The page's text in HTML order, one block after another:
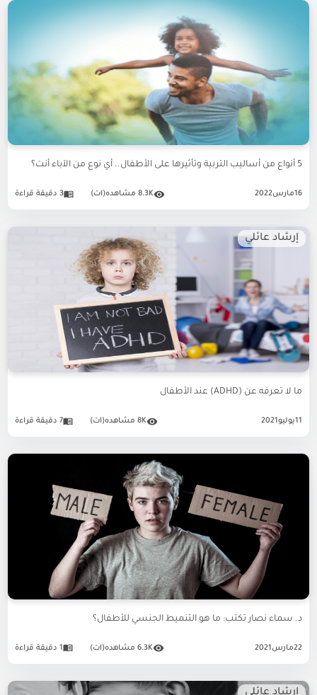
5 أنواع من أساليب التربية وتأثيرها على الأطفال.. أي نوع من الآباء أنت؟
16 مارس2022 8.3K مشاهده(ات) 3 دقيقة قراءة
إرشاد عائلي
ما لا تعرفه عن (ADHD) عند الأطفال
11يوليو2021 8K مشاهده(ات) 7 دقيقة قراءة
د. سماء نصار تكتب: ما هو التنميط الجنسي للأطفال؟
22مارس2021 6.3K مشاهده(ات) 1 دقيقة قراءة